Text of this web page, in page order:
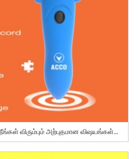
விரும்பும் அற்புதமான விஷயங்கள்...